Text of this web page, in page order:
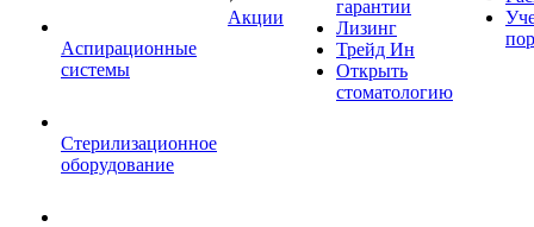
Аспирационные
системы
Стерилизационное
оборудование
Акции
гарантии
Лизинг
Трейд Ин
Открыть
стоматологию